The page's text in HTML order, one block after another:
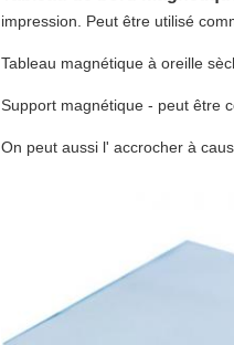
impression. Peut être utilisé
Tableau magnétique à oreille
Support magnétique - peut être
On peut aussi l' accrocher à